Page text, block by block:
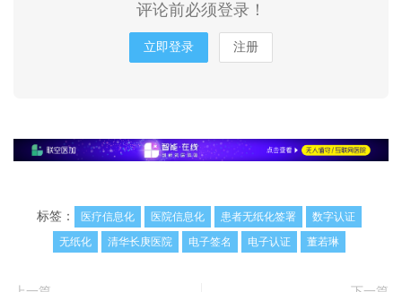
评论前必须登录！
立即登录 注册
标签： 医疗信息化 医院信息化 患者无纸化签署
数字认证
无纸化
清华长庚医院 电子签名 电子认证 董若琳